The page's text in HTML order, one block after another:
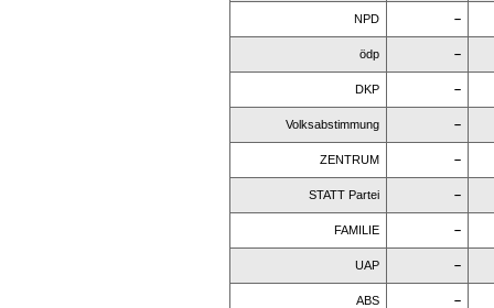
NPD –
ödp –
DKP –
Volksabstimmung –
ZENTRUM –
STATT Partei –
FAMILIE –
UAP –
ABS –